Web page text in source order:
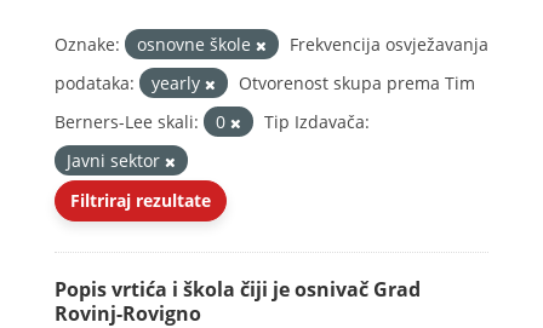
Oznake: osnovne škole
Frekvencija osvježavanja
podataka:
yearly
Otvorenost skupa prema Tim
Berners-Lee skali:
0
Tip Izdavača:
Javni sektor
Filtriraj rezultate
Popis vrtića i škola čiji je osnivač Grad
Rovinj-Rovigno